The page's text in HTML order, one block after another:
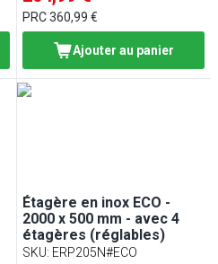
PRC360,99 €
Ajouter au panier
Étagère en inox ECO -
2000 x 500 mm - avec 4
étagères (réglables)
SKU: ERP205N#ECO